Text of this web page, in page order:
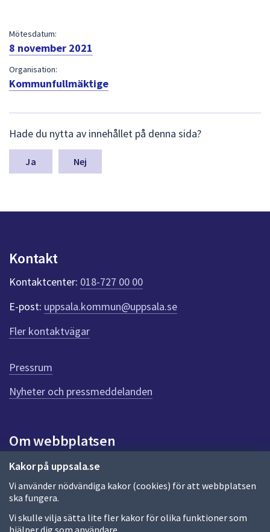
Kakor på uppsala.se
Vi använder nödvändiga kakor (cookies) för att webbplatsen
ska fungera.
Vi skulle vilja sätta lite fler kakor för olika funktioner som
hjälper dig som användare.
Mötesdatum:
8 november 2021
Organisation:
Kommunfullmäktige
ä
m
a
n
k
t
e
r
f
ö
r
e
n
n
a
d
a
Hade du nytta av innehållet på denna sida?
Nej
Kontakt
Kontaktcenter: 018-727 00 00
E-post: uppsala.kommun@uppsala.se
Fler kontaktvägar
Pressrum
Nyheter och pressmeddelanden
Om webbplatsen
Om webbplatsen
Allmänna handlingar och diarium
Behandling av personuppgifter